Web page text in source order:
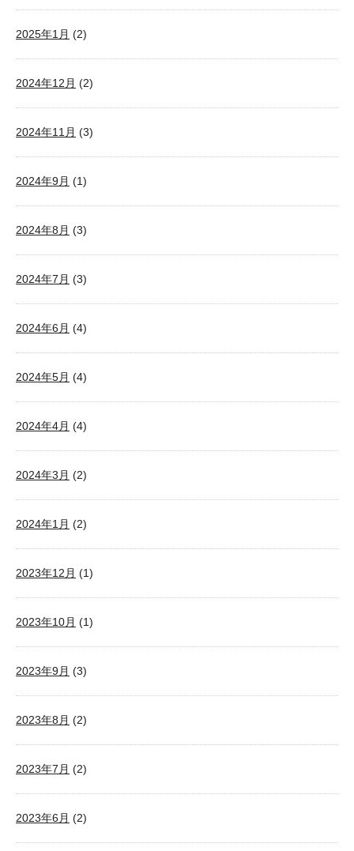
2025年1月 (2)
2024年12月 (2)
2024年11月 (3)
2024年9月 (1)
2024年8月 (3)
2024年7月 (3)
2024年6月 (4)
2024年5月 (4)
2024年4月 (4)
2024年3月 (2)
2024年1月 (2)
2023年12月 (1)
2023年10月 (1)
2023年9月 (3)
2023年8月 (2)
2023年7月 (2)
2023年6月 (2)